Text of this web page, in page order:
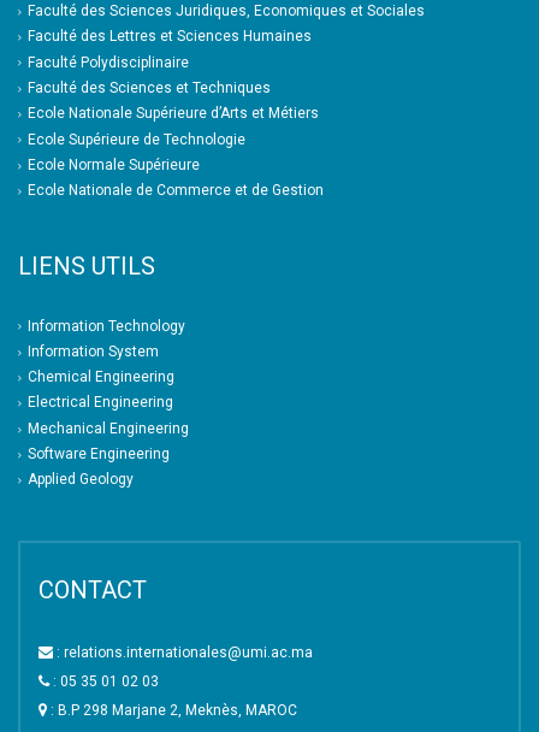
Faculté des Sciences Juridiques, Economiques et Sociales
Faculté des Lettres et Sciences Humaines
Faculté Polydisciplinaire
Faculté des Sciences et Techniques
Ecole Nationale Supérieure d’Arts et Métiers
Ecole Supérieure de Technologie
Ecole Normale Supérieure
Ecole Nationale de Commerce et de Gestion
LIENS UTILS
Information Technology
Information System
Chemical Engineering
Electrical Engineering
Mechanical Engineering
Software Engineering
Applied Geology
CONTACT
: relations.internationales@umi.ac.ma
: 05 35 01 02 03
: B.P 298 Marjane 2, Meknès, MAROC